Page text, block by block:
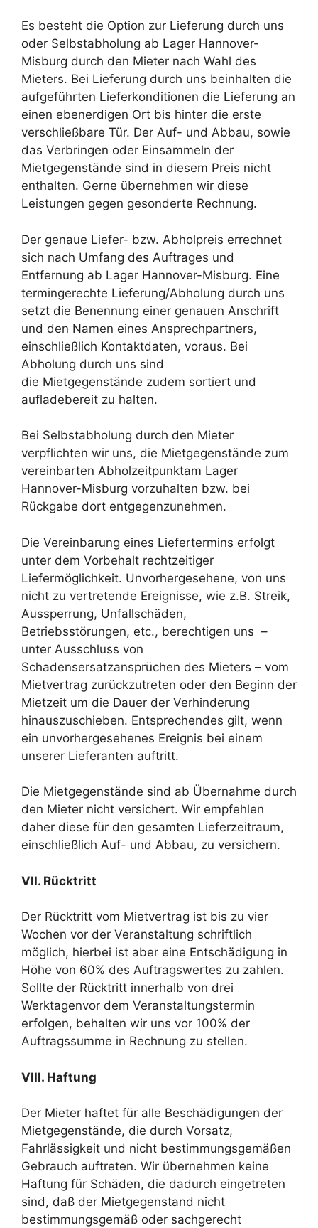
Es besteht die Option zur Lieferung durch uns
oder Selbstabholung ab Lager Hannover-
Misburg durch den Mieter nach Wahl des
Mieters. Bei Lieferung durch uns beinhalten die
aufgeführten Lieferkonditionen die Lieferung an
einen ebenerdigen Ort bis hinter die erste
verschließbare Tür. Der Auf- und Abbau, sowie
das Verbringen oder Einsammeln der
Mietgegenstände sind in diesem Preis nicht
enthalten. Gerne übernehmen wir diese
Leistungen gegen gesonderte Rechnung.
Der genaue Liefer- bzw. Abholpreis errechnet
sich nach Umfang des Auftrages und
Entfernung ab Lager Hannover-Misburg. Eine
termingerechte Lieferung/Abholung durch uns
setzt die Benennung einer genauen Anschrift
und den Namen eines Ansprechpartners,
einschließlich Kontaktdaten, voraus. Bei
Abholung durch uns sind
die Mietgegenstände zudem sortiert und
aufladebereit zu halten.
Bei Selbstabholung durch den Mieter
verpflichten wir uns, die Mietgegenstände zum
vereinbarten Abholzeitpunktam Lager
Hannover-Misburg vorzuhalten bzw. bei
Rückgabe dort entgegenzunehmen.
Die Vereinbarung eines Liefertermins erfolgt
unter dem Vorbehalt rechtzeitiger
Liefermöglichkeit. Unvorhergesehene, von uns
nicht zu vertretende Ereignisse, wie z.B. Streik,
Aussperrung, Unfallschäden,
Betriebsstörungen, etc., berechtigen uns –
unter Ausschluss von
Schadensersatzansprüchen des Mieters – vom
Mietvertrag zurückzutreten oder den Beginn der
Mietzeit um die Dauer der Verhinderung
hinauszuschieben. Entsprechendes gilt, wenn
ein unvorhergesehenes Ereignis bei einem
unserer Lieferanten auftritt.
Die Mietgegenstände sind ab Übernahme durch
den Mieter nicht versichert. Wir empfehlen
daher diese für den gesamten Lieferzeitraum,
einschließlich Auf- und Abbau, zu versichern.
VII. Rücktritt
Der Rücktritt vom Mietvertrag ist bis zu vier
Wochen vor der Veranstaltung schriftlich
möglich, hierbei ist aber eine Entschädigung in
Höhe von 60% des Auftragswertes zu zahlen.
Sollte der Rücktritt innerhalb von drei
Werktagenvor dem Veranstaltungstermin
erfolgen, behalten wir uns vor 100% der
Auftragssumme in Rechnung zu stellen.
VIII. Haftung
Der Mieter haftet für alle Beschädigungen der
Mietgegenstände, die durch Vorsatz,
Fahrlässigkeit und nicht bestimmungsgemäßen
Gebrauch auftreten. Wir übernehmen keine
Haftung für Schäden, die dadurch eingetreten
sind, daß der Mietgegenstand nicht
bestimmungsgemäß oder sachgerecht